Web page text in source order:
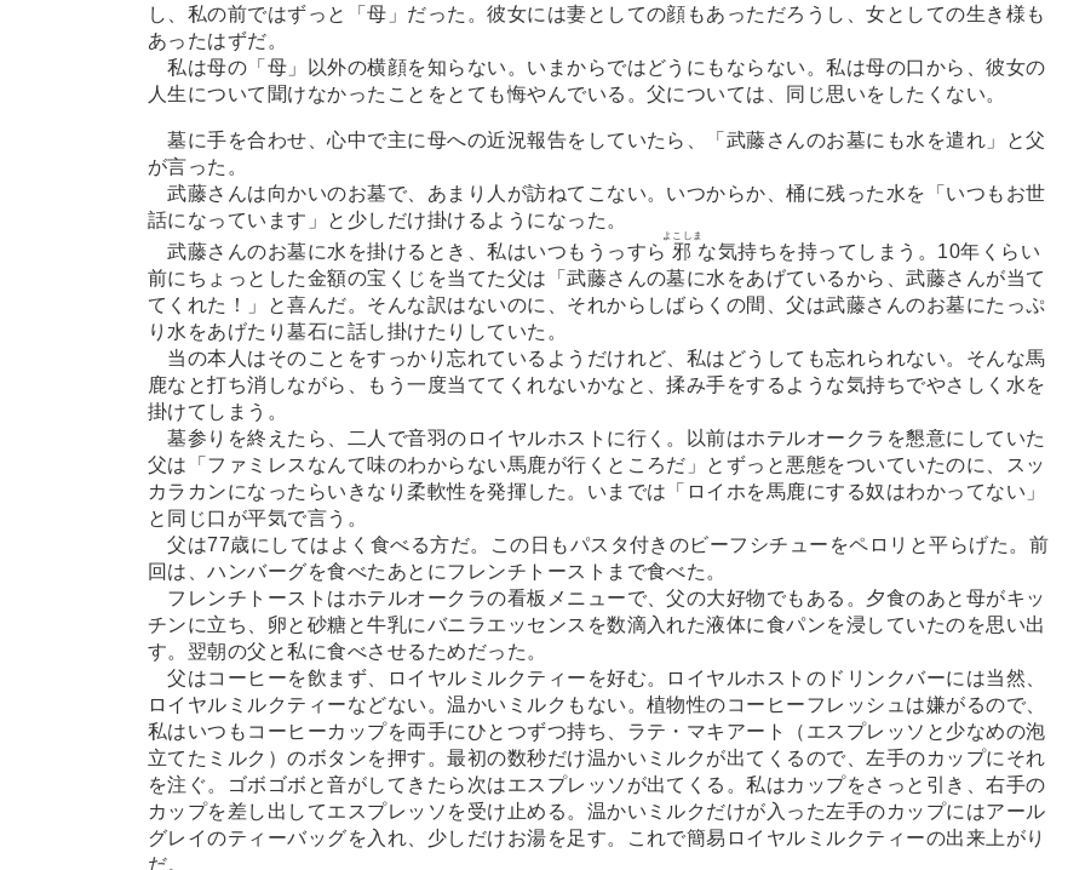
し、私の前ではずっと「母」だった。彼女には妻としての顔もあっただろうし、女としての生き様も
あったはずだ。
私は母の「母」以外の横顔を知らない。いまからではどうにもならない。私は母の口から、彼女の
人生について聞けなかったことをとても悔やんでいる。父については、同じ思いをしたくない。
墓に手を合わせ、心中で主に母への近況報告をしていたら、「武藤さんのお墓にも水を遣れ」と父
が言った。
武藤さんは向かいのお墓で、あまり人が訪ねてこない。いつからか、桶に残った水を「いつもお世
話になっています」と少しだけ掛けるようになった。
武藤さんのお墓に水を掛けるとき、私はいつもうっすら 邪
よこしま
な気持ちを持ってしまう。10年くらい
前にちょっとした金額の宝くじを当てた父は「武藤さんの墓に水をあげているから、武藤さんが当て
てくれた！」と喜んだ。そんな訳はないのに、それからしばらくの間、父は武藤さんのお墓にたっぷ
り水をあげたり墓石に話し掛けたりしていた。
当の本人はそのことをすっかり忘れているようだけれど、私はどうしても忘れられない。そんな馬
鹿なと打ち消しながら、もう一度当ててくれないかなと、揉み手をするような気持ちでやさしく水を
掛けてしまう。
墓参りを終えたら、二人で音羽のロイヤルホストに行く。以前はホテルオークラを懇意にしていた
父は「ファミレスなんて味のわからない馬鹿が行くところだ」とずっと悪態をついていたのに、スッ
カラカンになったらいきなり柔軟性を発揮した。いまでは「ロイホを馬鹿にする奴はわかってない」
と同じ口が平気で言う。
父は77歳にしてはよく食べる方だ。この日もパスタ付きのビーフシチューをペロリと平らげた。前
回は、ハンバーグを食べたあとにフレンチトーストまで食べた。
フレンチトーストはホテルオークラの看板メニューで、父の大好物でもある。夕食のあと母がキッ
チンに立ち、卵と砂糖と牛乳にバニラエッセンスを数滴入れた液体に食パンを浸していたのを思い出
す。翌朝の父と私に食べさせるためだった。
父はコーヒーを飲まず、ロイヤルミルクティーを好む。ロイヤルホストのドリンクバーには当然、
ロイヤルミルクティーなどない。温かいミルクもない。植物性のコーヒーフレッシュは嫌がるので、
私はいつもコーヒーカップを両手にひとつずつ持ち、ラテ・マキアート（エスプレッソと少なめの泡
立てたミルク）のボタンを押す。最初の数秒だけ温かいミルクが出てくるので、左手のカップにそれ
を注ぐ。ゴボゴボと音がしてきたら次はエスプレッソが出てくる。私はカップをさっと引き、右手の
カップを差し出してエスプレッソを受け止める。温かいミルクだけが入った左手のカップにはアール
グレイのティーバッグを入れ、少しだけお湯を足す。これで簡易ロイヤルミルクティーの出来上がり
だ。